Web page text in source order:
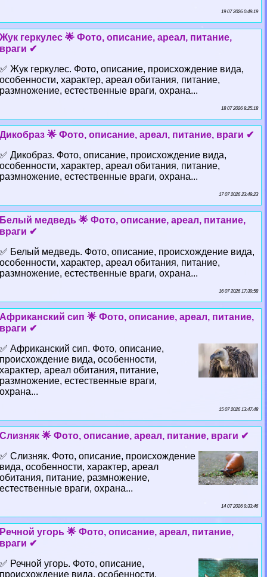
19 07 2026 0:49:19
Жук геркулес 🌟 Фото, описание, ареал, питание,
враги ✔
✅ Жук геркулес. Фото, описание, происхождение вида,
особенности, хаpaктер, ареал обитания, питание,
размножение, естественные враги, охрана...
18 07 2026 8:25:18
Дикобраз 🌟 Фото, описание, ареал, питание, враги ✔
✅ Дикобраз. Фото, описание, происхождение вида,
особенности, хаpaктер, ареал обитания, питание,
размножение, естественные враги, охрана...
17 07 2026 23:49:23
Белый медведь 🌟 Фото, описание, ареал, питание,
враги ✔
✅ Белый медведь. Фото, описание, происхождение вида,
особенности, хаpaктер, ареал обитания, питание,
размножение, естественные враги, охрана...
16 07 2026 17:39:58
Африканский сип 🌟 Фото, описание, ареал, питание,
враги ✔
✅ Африканский сип. Фото, описание,
происхождение вида, особенности,
хаpaктер, ареал обитания, питание,
размножение, естественные враги,
охрана...
15 07 2026 13:47:48
Слизняк 🌟 Фото, описание, ареал, питание, враги ✔
✅ Слизняк. Фото, описание, происхождение
вида, особенности, хаpaктер, ареал
обитания, питание, размножение,
естественные враги, охрана...
14 07 2026 9:33:46
Речной угорь 🌟 Фото, описание, ареал, питание,
враги ✔
✅ Речной угорь. Фото, описание,
происхождение вида, особенности,